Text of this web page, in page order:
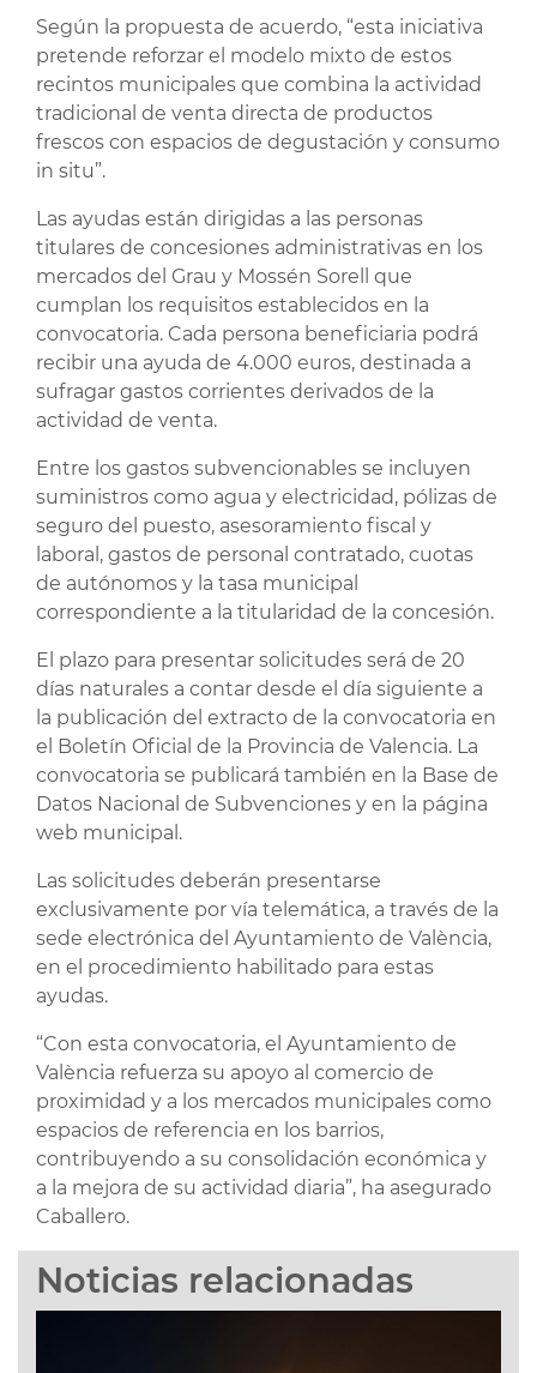
Según la propuesta de acuerdo, “esta iniciativa
pretende reforzar el modelo mixto de estos
recintos municipales que combina la actividad
tradicional de venta directa de productos
frescos con espacios de degustación y consumo
in situ”.
Las ayudas están dirigidas a las personas
titulares de concesiones administrativas en los
mercados del Grau y Mossén Sorell que
cumplan los requisitos establecidos en la
convocatoria. Cada persona beneficiaria podrá
recibir una ayuda de 4.000 euros, destinada a
sufragar gastos corrientes derivados de la
actividad de venta.
Entre los gastos subvencionables se incluyen
suministros como agua y electricidad, pólizas de
seguro del puesto, asesoramiento fiscal y
laboral, gastos de personal contratado, cuotas
de autónomos y la tasa municipal
correspondiente a la titularidad de la concesión.
El plazo para presentar solicitudes será de 20
días naturales a contar desde el día siguiente a
la publicación del extracto de la convocatoria en
el Boletín Oficial de la Provincia de Valencia. La
convocatoria se publicará también en la Base de
Datos Nacional de Subvenciones y en la página
web municipal.
Las solicitudes deberán presentarse
exclusivamente por vía telemática, a través de la
sede electrónica del Ayuntamiento de València,
en el procedimiento habilitado para estas
ayudas.
“Con esta convocatoria, el Ayuntamiento de
València refuerza su apoyo al comercio de
proximidad y a los mercados municipales como
espacios de referencia en los barrios,
contribuyendo a su consolidación económica y
a la mejora de su actividad diaria”, ha asegurado
Caballero.
Noticias relacionadas